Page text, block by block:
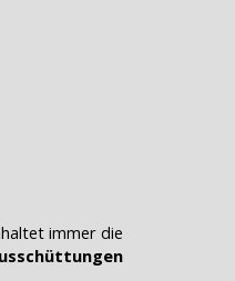
immer die